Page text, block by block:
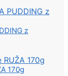
z
170g